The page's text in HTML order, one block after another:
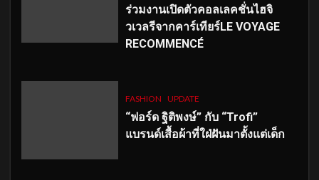
ร่วมงานเปิดตัวคอลเลคชั่นไฮจิ
วเวลรีจากคาร์เทียร์LE VOYAGE
RECOMMENCÉ
FASHION UPDATE
“ฟอร์ด ฐิติพงษ์” กับ “Trofi”
แบรนด์เสื้อผ้าที่ใฝ่ฝันมาตั้งแต่เด็ก